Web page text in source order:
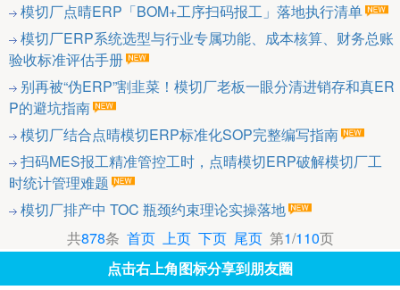
模切厂点晴ERP「BOM+工序扫码报工」落地执行清单
模切厂ERP系统选型与行业专属功能、成本核算、财务总账
验收标准评估手册
别再被“伪ERP”割韭菜！模切厂老板一眼分清进销存和真ER
P的避坑指南
模切厂结合点晴模切ERP标准化SOP完整编写指南
扫码MES报工精准管控工时，点晴模切ERP破解模切厂工
时统计管理难题
模切厂排产中 TOC 瓶颈约束理论实操落地
共878条 首页 上页 下页 尾页第1/110页
点击右上角图标分享到朋友圈